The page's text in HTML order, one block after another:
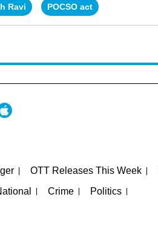
Ravi POCSO act
OTT Releases This Week
Crime Politics